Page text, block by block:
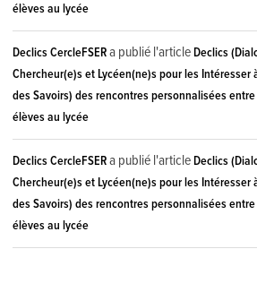
élèves au lycée
Declics CercleFSERa publié l'articleDeclics
Chercheur(e)s et Lycéen(ne)s pour les Intéresser
des Savoirs) des rencontres personnalisées
élèves au lycée
Declics CercleFSERa publié l'articleDeclics
Chercheur(e)s et Lycéen(ne)s pour les Intéresser
des Savoirs) des rencontres personnalisées
élèves au lycée